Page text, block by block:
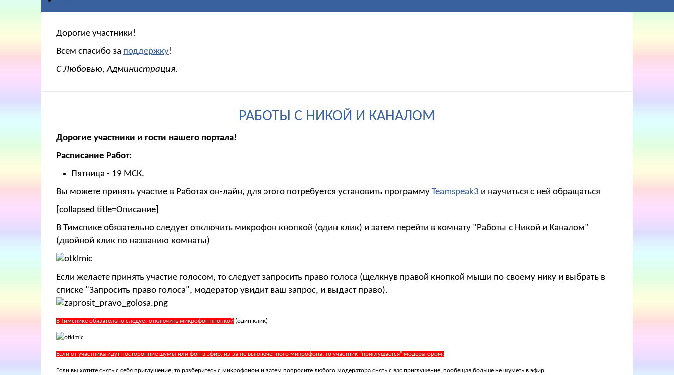
Дорогие участники!
Всем спасибо за поддержку!
С Любовью, Администрация.
РАБОТЫ С НИКОЙ И КАНАЛОМ
Дорогие участники и гости нашего портала!
Расписание Работ:
Пятница - 19 МСК.
Вы можете принять участие в Работах он-лайн, для этого потребуется установить программу Teamspeak3 и научиться с ней обращаться
[collapsed title=Описание]
В Тимспике обязательно следует отключить микрофон кнопкой (один клик) и затем перейти в комнату "Работы с Никой и Каналом"
(двойной клик по названию комнаты)
Если желаете принять участие голосом, то следует запросить право голоса (щелкнув правой кнопкой мыши по своему нику и выбрать в
списке "Запросить право голоса", модератор увидит ваш запрос, и выдаст право).
В Тимспике обязательно следует отключить микрофон кнопкой (один клик)
Если от участника идут посторонние шумы или фон в эфир, из-за не выключенного микрофона, то участник "приглушается" модератором.
Если вы хотите снять с себя приглушение, то разберитесь с микрофоном и затем попросите любого модератора снять с вас приглушение, пообещав больше не шуметь в эфир